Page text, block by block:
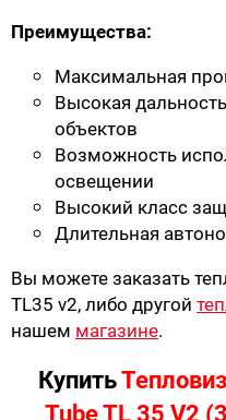
Преимущества:
Максимальная
Высокая
объектов
Возможность
освещении
Высокий класс
Длительная
Вы можете заказать
TL35 v2, либо другой
нашем магазине.
Купить
Tube TL 35 V2